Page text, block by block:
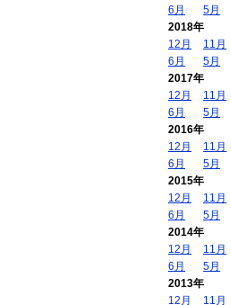
6月
5月
2018年
12月
11月
6月
5月
2017年
12月
11月
6月
5月
2016年
12月
11月
6月
5月
2015年
12月
11月
6月
5月
2014年
12月
11月
6月
5月
2013年
12月
11月